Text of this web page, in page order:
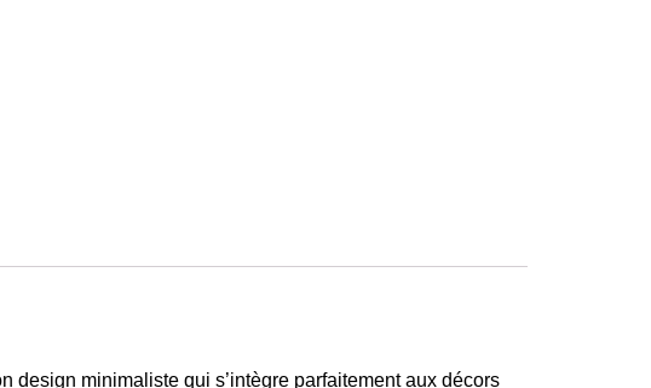
design minimaliste qui s’intègre parfaitement aux décors